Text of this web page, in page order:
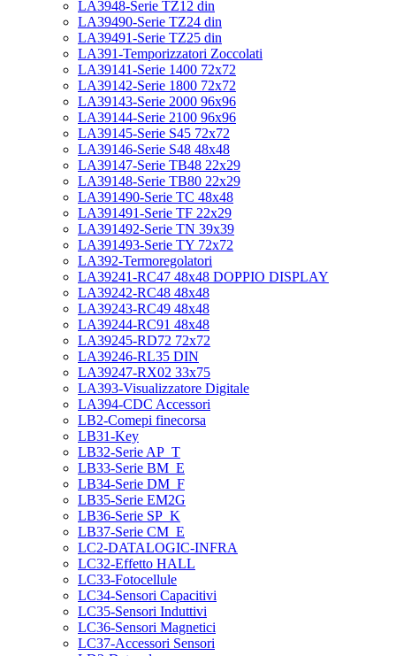
LA3948-Serie TZ12 din
LA39490-Serie TZ24 din
LA39491-Serie TZ25 din
LA391-Temporizzatori Zoccolati
LA39141-Serie 1400 72x72
LA39142-Serie 1800 72x72
LA39143-Serie 2000 96x96
LA39144-Serie 2100 96x96
LA39145-Serie S45 72x72
LA39146-Serie S48 48x48
LA39147-Serie TB48 22x29
LA39148-Serie TB80 22x29
LA391490-Serie TC 48x48
LA391491-Serie TF 22x29
LA391492-Serie TN 39x39
LA391493-Serie TY 72x72
LA392-Termoregolatori
LA39241-RC47 48x48 DOPPIO DISPLAY
LA39242-RC48 48x48
LA39243-RC49 48x48
LA39244-RC91 48x48
LA39245-RD72 72x72
LA39246-RL35 DIN
LA39247-RX02 33x75
LA393-Visualizzatore Digitale
LA394-CDC Accessori
LB2-Comepi finecorsa
LB31-Key
LB32-Serie AP_T
LB33-Serie BM_E
LB34-Serie DM_F
LB35-Serie EM2G
LB36-Serie SP_K
LB37-Serie CM_E
LC2-DATALOGIC-INFRA
LC32-Effetto HALL
LC33-Fotocellule
LC34-Sensori Capacitivi
LC35-Sensori Induttivi
LC36-Sensori Magnetici
LC37-Accessori Sensori